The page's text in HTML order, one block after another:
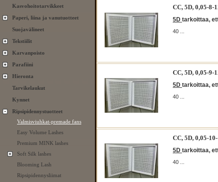
Kasvohoitotarvikkeet
Paperi, liina ja vanutuotteet
Suojavälineet
Tekstiilit
Karvanpoisto
Parafiini
Hieronta
Tarvikelaukut
Kynnet
Ripsipidennystuotteet
Valmisviuhkat-premade fans
Easy Volume Lashes
Premium MINK lashes
Soft Silk lashes
Blooming Lash
Ripsipidennysliimat
CC, 5D, 0,05-8-
5D tarkoittaa,
40 ...
CC, 5D, 0,05-9-
5D tarkoittaa,
40 ...
CC, 5D, 0,05-
5D tarkoittaa,
40 ...